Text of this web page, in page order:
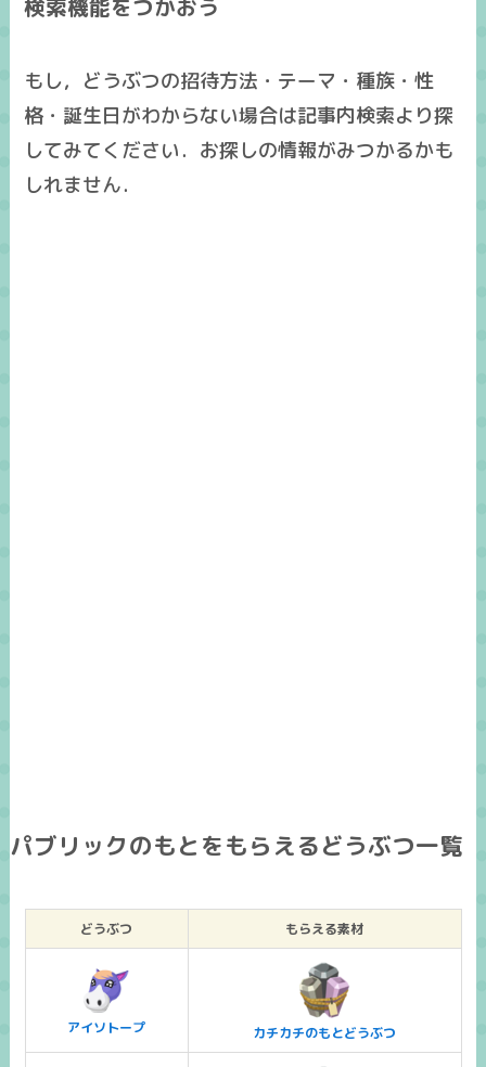
検索機能をつかおう
もし，どうぶつの招待方法・テーマ・種族・性
格・誕生日がわからない場合は記事内検索より探
してみてください．お探しの情報がみつかるかも
しれません．
パブリックのもとをもらえるどうぶつ一覧
どうぶつ もらえる素材
アイソトープ カチカチのもとどうぶつ